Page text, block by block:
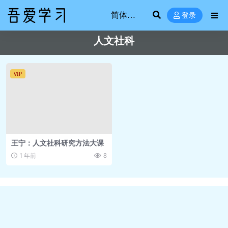
登录
人文社科
VIP
王宁：人文社科研究方法大课
1 年前 8